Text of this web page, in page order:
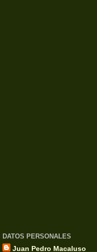
DATOS PERSONALES
Juan Pedro Macaluso